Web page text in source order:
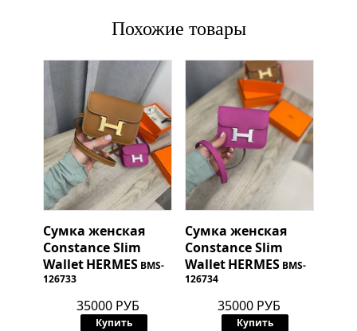
Похожие товары
Сумка женская
Constance Slim
WalletHERMES BMS-
126733
35000 РУБ
Купить
Сумка женская
Constance Slim
Wallet HERMES BMS-
126734
35000 РУБ
Купить